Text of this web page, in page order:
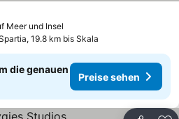
Meer und Insel
19.8 km bis Skala
die genauen
Preise sehen